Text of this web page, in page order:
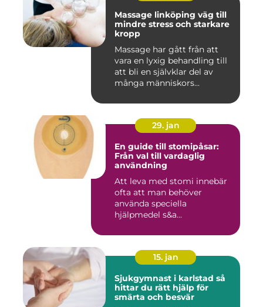
Massage linköping väg till
mindre stress och starkare
kropp
Massage har gått från att
vara en lyxig behandling till
att bli en självklar del av
många människors...
29. jan
En guide till stomipåsar:
Från val till vardaglig
användning
Att leva med stomi innebär
ofta att man behöver
använda speciella
hjälpmedel s&a...
15. jan
Sjukgymnast i karlstad så
hittar du rätt hjälp för
smärta och besvär